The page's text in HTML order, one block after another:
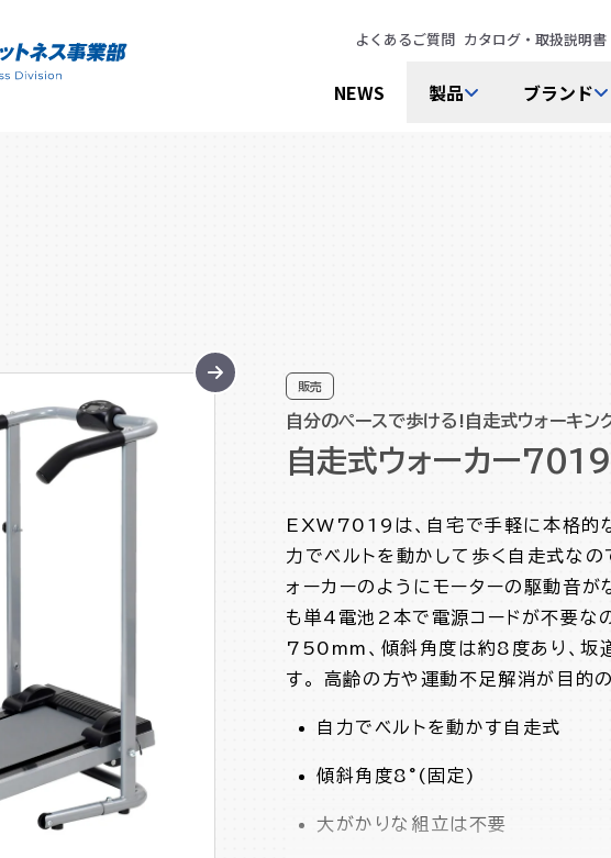
よくあるご質問 カタログ・取扱説明書
NEWS 製品 ブランド
販売
自分のペースで歩ける!自走式ウォーキン
自走式ウォーカー7019
EXW7019は、自宅で手軽に本格的
力でベルトを動かして歩く自走式なの
ォーカーのようにモーターの駆動音
も単4電池2本で電源コードが不要な
750mm、傾斜角度は約8度あり、坂
す。 高齢の方や運動不足解消が目的
自力でベルトを動かす自走式
傾斜角度8°(固定)
大がかりな組立は不要